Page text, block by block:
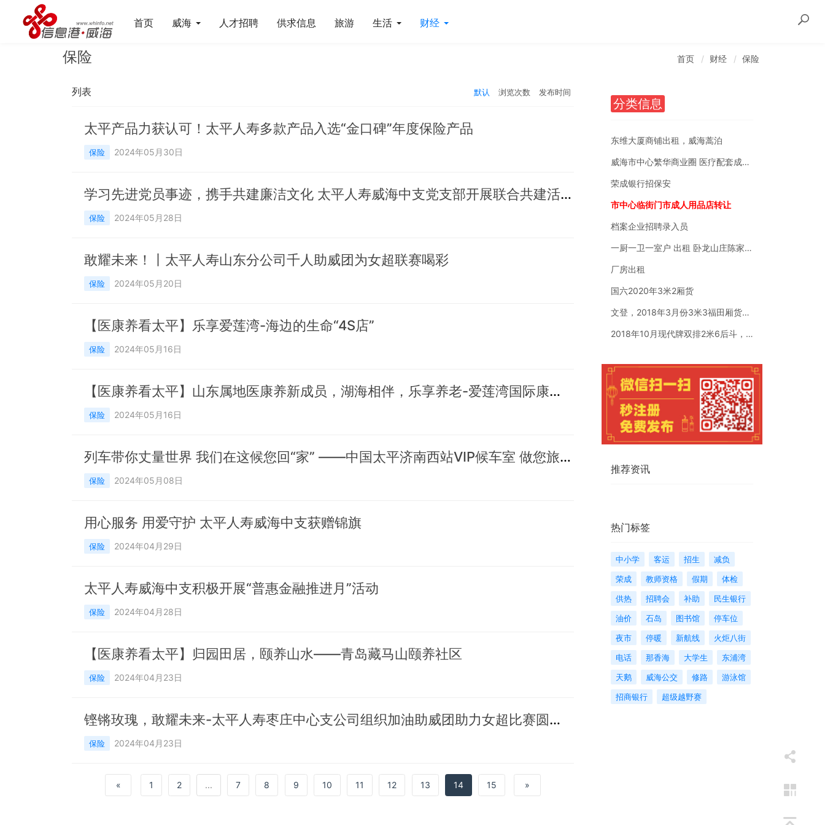
首页 威海 人才招聘 供求信息 旅游 生活 财经
保险 首页 财经 保险
列表 默认 浏览次数 发布时间
太平产品力获认可！太平人寿多款产品入选“金口碑”年度保险产品
保险 2024年05月30日
学习先进党员事迹，携手共建廉洁文化 太平人寿威海中支党支部开展联合共建活动
保险 2024年05月28日
敢耀未来！丨太平人寿山东分公司千人助威团为女超联赛喝彩
保险 2024年05月20日
【医康养看太平】乐享爱莲湾-海边的生命“4S店”
保险 2024年05月16日
【医康养看太平】山东属地医康养新成员，湖海相伴，乐享养老-爱莲湾国际康养度假区
保险 2024年05月16日
列车带你丈量世界 我们在这候您回“家” ——中国太平济南西站VIP候车室 做您旅途中转的温馨之家
保险 2024年05月08日
用心服务 用爱守护 太平人寿威海中支获赠锦旗
保险 2024年04月29日
太平人寿威海中支积极开展“普惠金融推进月”活动
保险 2024年04月28日
【医康养看太平】归园田居，颐养山水——青岛藏马山颐养社区
保险 2024年04月23日
铿锵玫瑰，敢耀未来-太平人寿枣庄中心支公司组织加油助威团助力女超比赛圆满成功
保险 2024年04月23日
« 1 2 ... 7 8 9 10 11 12 13 14 15 »
分类信息
东维大厦商铺出租，威海蒿泊
威海市中心繁华商业圈 医疗配套成熟 南北通透
荣成银行招保安
市中心临街门市成人用品店转让
档案企业招聘录入员
一厨一卫一室户 出租 卧龙山庄陈家后沟附近
厂房出租
国六2020年3米2厢货
文登，2018年3月份3米3福田厢货。国五全柴汽油1.5排量
2018年10月现代牌双排2米6后斗，个人一手车，车是现代牌
推荐资讯
热门标签
中小学 客运 招生
减负
荣成
教师资格 假期
体检
供热
招聘会 补助
民生银行
油价
石岛 图书馆
停车位
夜市
停暖 新航线
火炬八街
电话
那香海 大学生
东浦湾
天鹅
威海公交 修路
游泳馆
招商银行
超级越野赛